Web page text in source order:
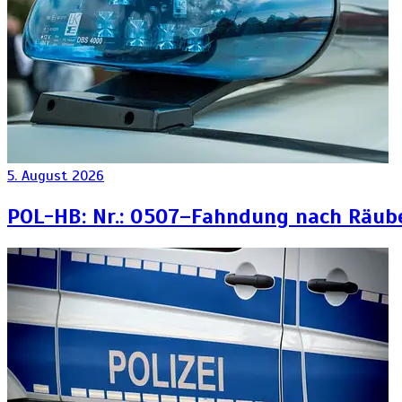
5. August 2026
POL-HB: Nr.: 0507–Fahndung nach